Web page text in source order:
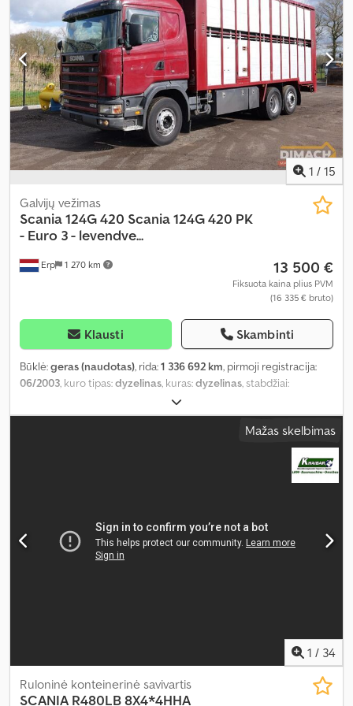
diferencialo užraktas, oro kondicionavimas, retarderis
1 / 15
Erp 1 270 km
Galvijų vežimas
Scania124G 420 Scania 124G 420 PK
- Euro 3 - levendve...
13 500 €
Fiksuota kaina plius PVM
(16 335 € bruto)
Klausti Skambinti
Būklė:geras (naudotas), rida:1 336 692 km, pirmoji registracija:
06/2003, kuro tipas:dyzelinas, kuras:dyzelinas, stabdžiai:
, pavaros tipas:
klasė:Euro 3, sėdimų vietų skaičius:2, Gamybos metai:2003, Įranga:
Mažas skelbimas
1 / 34
Ruloninė konteinerinė savivartis
SCANIA R480LB 8X4*4HHA